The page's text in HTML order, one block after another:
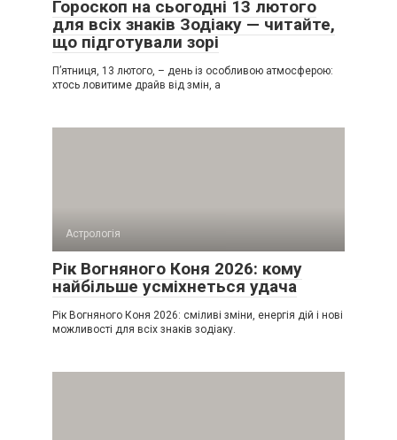
Гороскоп на сьогодні 13 лютого
для всіх знаків Зодіаку — читайте,
що підготували зорі
П’ятниця, 13 лютого, – день із особливою атмосферою:
хтось ловитиме драйв від змін, а
Астрологія
Рік Вогняного Коня 2026: кому
найбільше усміхнеться удача
Рік Вогняного Коня 2026: сміливі зміни, енергія дій і нові
можливості для всіх знаків зодіаку.